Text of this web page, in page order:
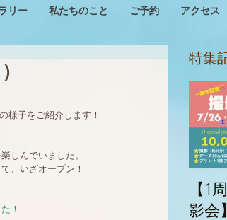
リー 私たちのこと ご予約 アクセス
様子をご紹介します！
しんでいました。
、いざオープン！
！
特集
【1
影会